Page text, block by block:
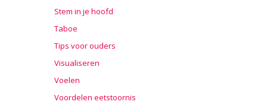
Stem in je hoofd
Taboe
Tips voor ouders
Visualiseren
Voelen
Voordelen eetstoornis